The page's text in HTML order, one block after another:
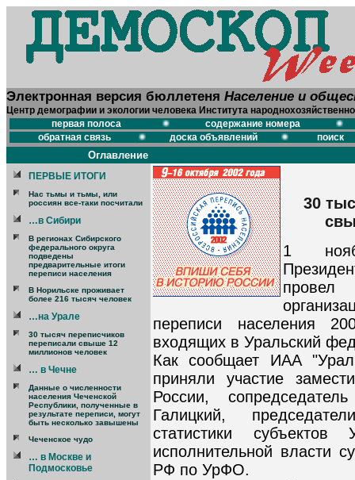
Электронная версия бюллетеня Население и
Центр демографии и экологии человека Института
первая полоса
содержание номера
обратная связь
доска объявлений поиск
Оглавление
ПЕРВЫЕ ИТОГИ
Нас тьмы и тьмы, или
россиян все-таки посчитали
…в Сибири
В регионах Сибирского
федерального округа
подведены
предварительные итоги
переписи населения
В Норильске проживает
более 216 тысяч человек
…на Урале
30 тысяч переписчиков
переписали свыше 12
миллионов человек
… в Чечне
Данные о численности
населения Чеченской
Республики, полученные в
результате переписи, могут
быть несколько завышены
Чеченское чудо
… в Москве и
Подмосковье
30
1
переписи населения
входящих в Уральский
Как сообщает ИАА
приняли участие
России,
Галицкий,
статистики субъектов
исполнительной власти
РФ по УрФО.